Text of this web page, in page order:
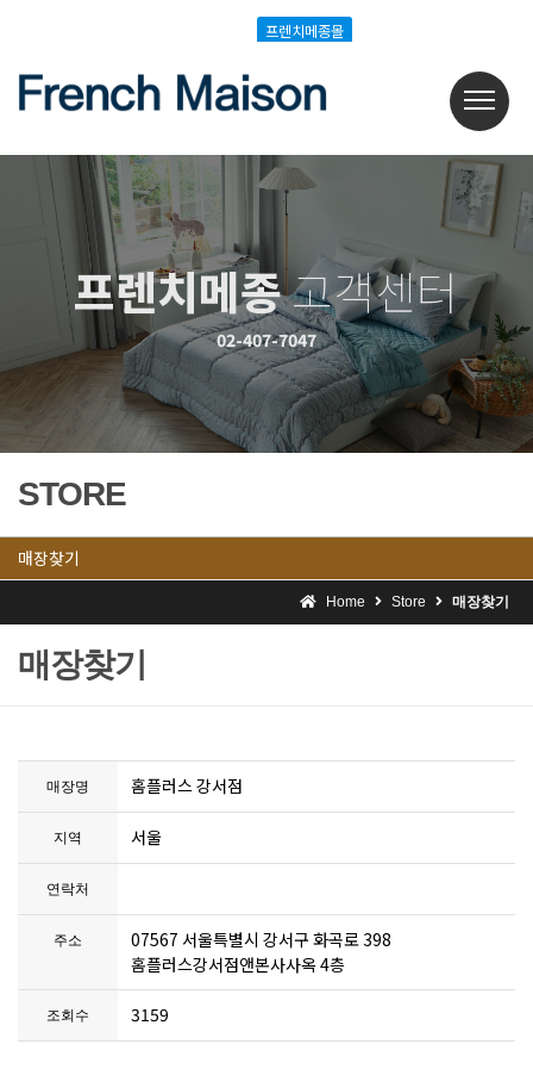
프렌치메종몰
프렌치메종고객센터
02-407-7047
STORE
매장찾기
Home Store 매장찾기
매장찾기
매장명 홈플러스 강서점
지역 서울
연락처
주소
07567 서울특별시 강서구 화곡로 398
홈플러스강서점앤본사사옥 4층
조회수 3159